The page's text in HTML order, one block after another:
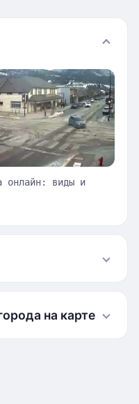
онлайн: виды и
на карте